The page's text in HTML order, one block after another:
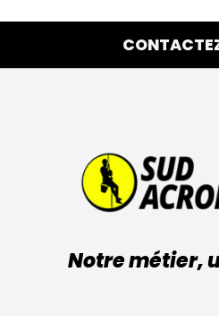
Notre métier,